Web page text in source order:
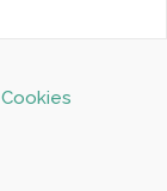
Cookies